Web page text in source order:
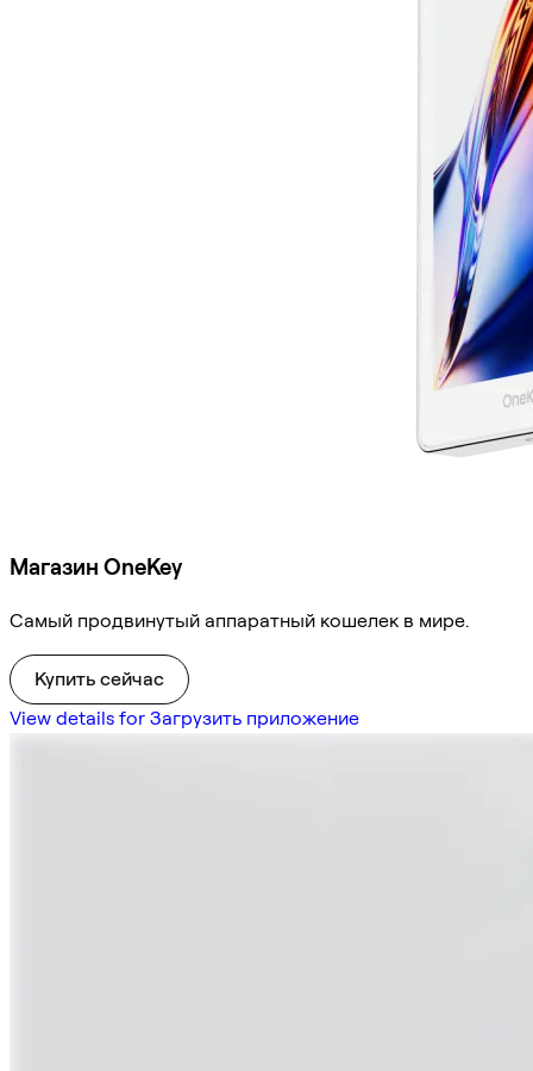
Магазин OneKey
Самый продвинутый аппаратный кошелек в мире.
Купить сейчас
View details for Загрузить приложение